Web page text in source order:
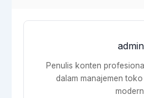
admin
Penulis konten
dalam manajemen